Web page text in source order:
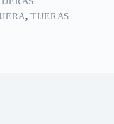
,TIJERAS